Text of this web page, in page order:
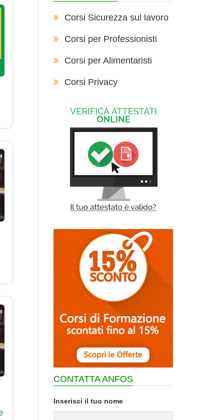
Corsi Sicurezza sul lavoro
Corsi per Professionisti
Corsi per Alimentaristi
Corsi Privacy
CONTATTA ANFOS
Inserisci il tuo nome